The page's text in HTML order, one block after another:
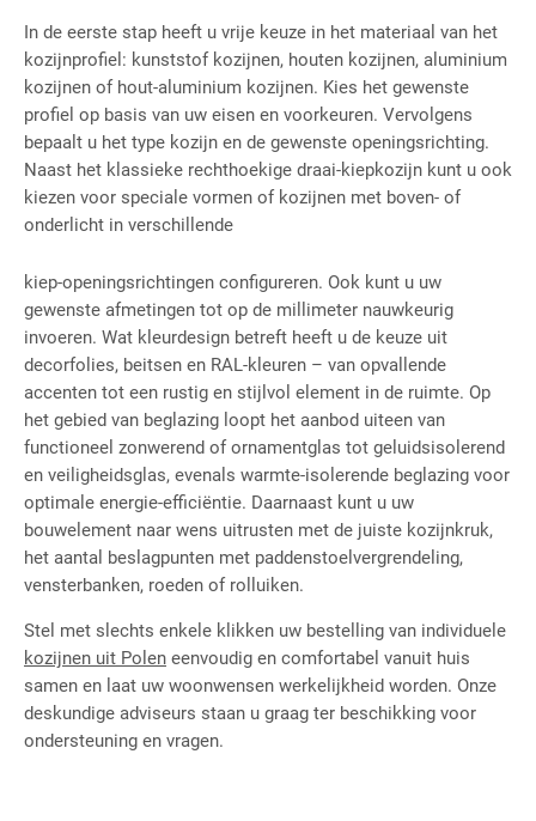
In de eerste stap heeft u vrije keuze in het materiaal van het
kozijnprofiel: kunststof kozijnen, houten kozijnen, aluminium
kozijnen of hout-aluminium kozijnen. Kies het gewenste
profiel op basis van uw eisen en voorkeuren. Vervolgens
bepaalt u het type kozijn en de gewenste openingsrichting.
Naast het klassieke rechthoekige draai-kiepkozijn kunt u ook
kiezen voor speciale vormen of kozijnen met boven- of
onderlicht in verschillende
kiep-openingsrichtingen configureren. Ook kunt u uw
gewenste afmetingen tot op de millimeter nauwkeurig
invoeren. Wat kleurdesign betreft heeft u de keuze uit
decorfolies, beitsen en RAL-kleuren – van opvallende
accenten tot een rustig en stijlvol element in de ruimte. Op
het gebied van beglazing loopt het aanbod uiteen van
functioneel zonwerend of ornamentglas tot geluidsisolerend
en veiligheidsglas, evenals warmte-isolerende beglazing voor
optimale energie-efficiëntie. Daarnaast kunt u uw
bouwelement naar wens uitrusten met de juiste kozijnkruk,
het aantal beslagpunten met paddenstoelvergrendeling,
vensterbanken, roeden of rolluiken.
Stel met slechts enkele klikken uw bestelling van individuele
kozijnen uit Polen eenvoudig en comfortabel vanuit huis
samen en laat uw woonwensen werkelijkheid worden. Onze
deskundige adviseurs staan u graag ter beschikking voor
ondersteuning en vragen.